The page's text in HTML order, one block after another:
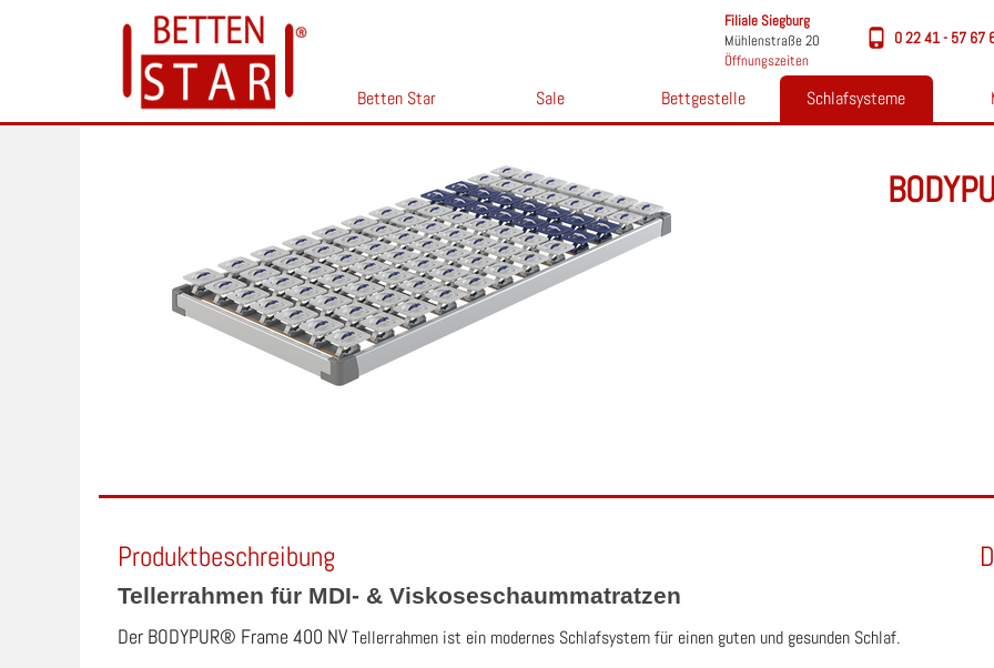
Betten Star Sale Bettgestelle Schlafsysteme
Filiale Siegburg
Mühlenstraße 20
Öffnungszeiten
0 22 41 - 57 67
Produktbeschreibung
Tellerrahmen für MDI- & Viskoseschaummatratzen
Der BODYPUR® Frame 400 NVTellerrahmenist ein modernes Schlafsystem für einen guten und gesunden Schlaf.